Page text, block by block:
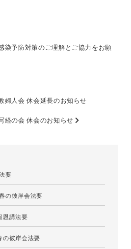
染予防対策のご理解とご協力をお願
婦人会 休会延長のお知らせ
経の会 休会のお知らせ
要
彼岸会法要
講法要
彼岸会法要